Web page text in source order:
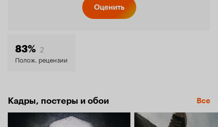
Оценить
83% 2
Полож. рецензии
Кадры, постеры и обои Все